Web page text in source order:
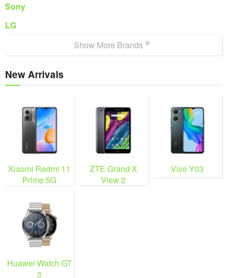
Sony
LG
Show More Brands
New Arrivals
Xiaomi Redmi 11
Prime 5G
ZTE Grand X
View 2
Vivo Y03
Huawei Watch GT
3